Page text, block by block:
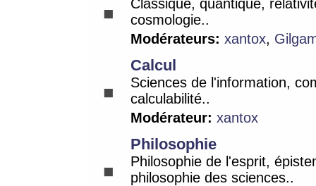
Classique, quantique,
cosmologie..
Modérateurs: xantox,
Calcul
Sciences de l'information,
calculabilité..
Modérateur: xantox
Philosophie
Philosophie de l'esprit,
philosophie des sciences..